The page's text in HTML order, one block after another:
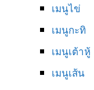
เมนูไข่
เมนูกะทิ
เมนูเต้าหู้
เมนูเส้น